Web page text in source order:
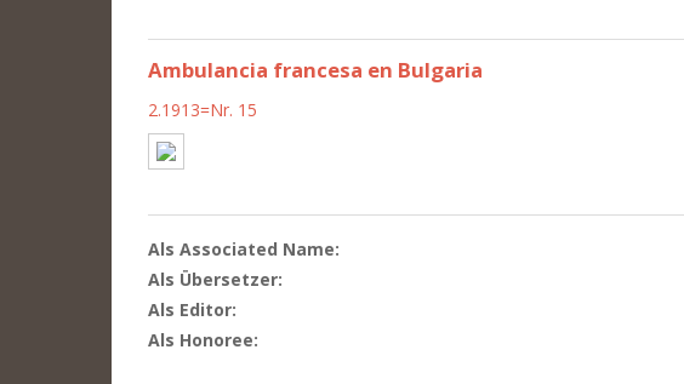
Ambulancia francesa en Bulgaria
2.1913=Nr. 15
Als Associated Name:
Als Übersetzer:
Als Editor:
Als Honoree: